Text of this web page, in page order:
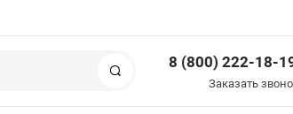
8 (800) 222-18-
Заказать